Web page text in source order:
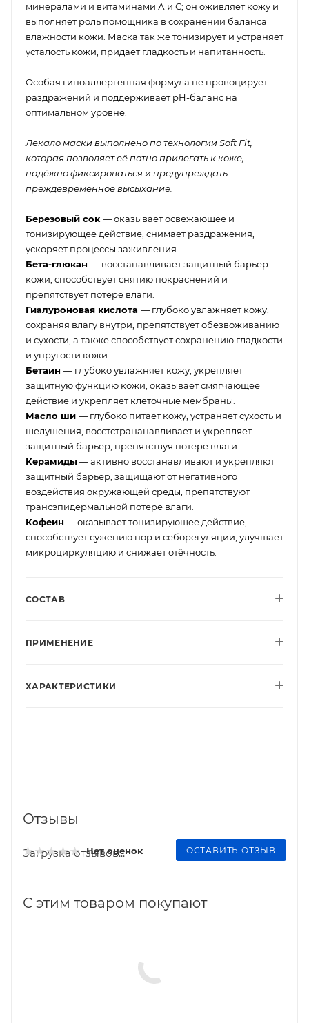
минералами и витаминами А и С; он оживляет кожу и
выполняет роль помощника в сохранении баланса
влажности кожи. Маска так же тонизирует и устраняет
усталость кожи, придает гладкость и напитанность.
Особая гипоаллергенная формула не провоцирует
раздражений и поддерживает pH-баланс на
оптимальном уровне.
Лекало маски выполнено по технологии Soft Fit,
которая позволяет её потно прилегать к коже,
надёжно фиксироваться и предупреждать
преждевременное высыхание.
Березовый сок — оказывает освежающее и
тонизирующее действие, снимает раздражения,
ускоряет процессы заживления.
Бета-глюкан — восстанавливает защитный барьер
кожи, способствует снятию покраснений и
препятствует потере влаги.
Гиалуроновая кислота — глубоко увлажняет кожу,
сохраняя влагу внутри, препятствует обезвоживанию
и сухости, а также способствует сохранению гладкости
и упругости кожи.
Бетаин — глубоко увлажняет кожу, укрепляет
защитную функцию кожи, оказывает смягчающее
действие и укрепляет клеточные мембраны.
Масло ши — глубоко питает кожу, устраняет сухость и
шелушения, восстстрананавливает и укрепляет
защитный барьер, препятствуя потере влаги.
Керамиды— активно восстанавливают и укрепляют
защитный барьер, защищают от негативного
воздействия окружающей среды, препятствуют
трансэпидермальной потере влаги.
Кофеин — оказывает тонизирующее действие,
способствует сужению пор и себорегуляции, улучшает
микроциркуляцию и снижает отёчность.
СОСТАВ
ПРИМЕНЕНИЕ
ХАРАКТЕРИСТИКИ
Отзывы
Нет оценок ОСТАВИТЬ ОТЗЫВ
Загрузка отзывов...
С этим товаром покупают